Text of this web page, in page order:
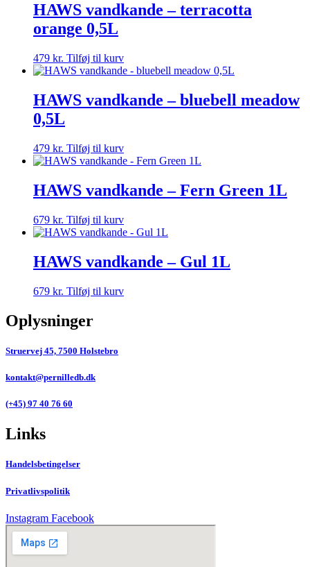
HAWS vandkande – terracotta
orange 0,5L
479 kr. Tilføj til kurv
HAWS vandkande – bluebell meadow
0,5L
479 kr. Tilføj til kurv
HAWS vandkande – Fern Green 1L
679 kr. Tilføj til kurv
HAWS vandkande – Gul 1L
679 kr. Tilføj til kurv
Oplysninger
Struervej 45, 7500 Holstebro
kontakt@pernilledb.dk
(+45) 97 40 76 60
Links
Handelsbetingelser
Privatlivspolitik
Instagram Facebook